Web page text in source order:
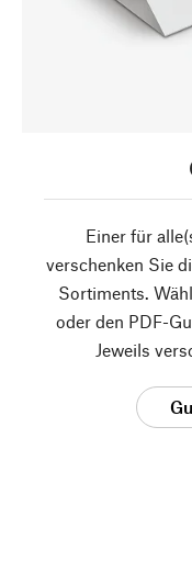
Einer für
verschenken Sie
Sortiments.
oder den PDF-
Jeweils